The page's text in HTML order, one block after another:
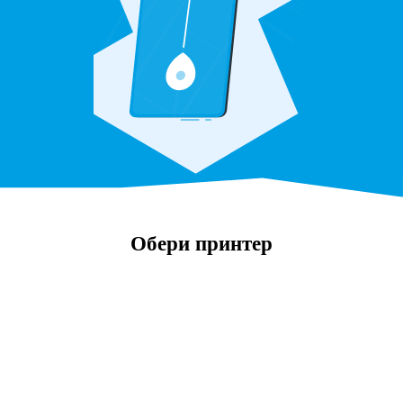
Обери принтер